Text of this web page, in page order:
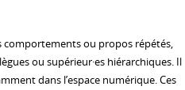
comportements ou propos répétés,
ou supérieur·es hiérarchiques. Il
dans l’espace numérique. Ces